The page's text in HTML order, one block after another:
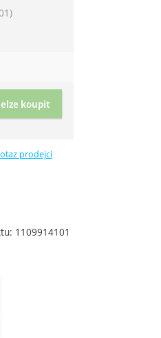
koupit
prodejci
1109914101